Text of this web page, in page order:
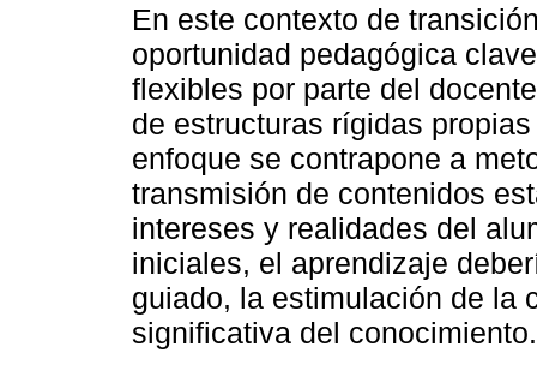
En este contexto de
oportunidad pedagógica
flexibles por parte del
de estructuras rígidas
enfoque se contrapone a
transmisión de contenidos
intereses y realidades del
iniciales, el aprendizaje
guiado, la estimulación de la
significativa del conocimiento.